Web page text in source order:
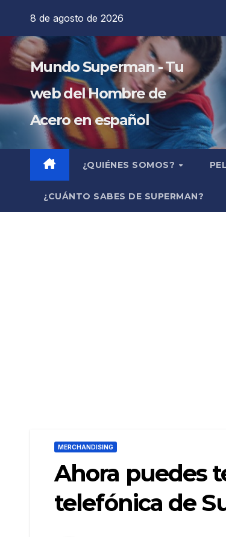
contenido
8 de agosto de 2026
Mundo Superman - Tu
web del Hombre de
Acero en español
¿QUIÉNES SOMOS?
¿CUÁNTO SABES DE SUPERMAN?
MERCHANDISING
Ahora puedes
telefónica de